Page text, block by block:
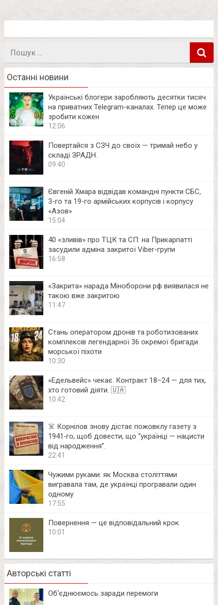
Останні новини
Українські блогери заробляють десятки тисяч
на приватних Telegram-каналах. Тепер це може
зробити кожен
12:06
Повертайся з СЗЧ до своїх — тримай небо у
складі ЗРАДН.
09:40
Євгеній Хмара відвідав командні пункти СБС,
3-го та 19-го армійських корпусів і корпусу
«Азов»
15:04
40 «зливів» про ТЦК та СП: на Прикарпатті
засудили адміна закритої Viber-групи
16:58
«Закрита» нарада Міноборони рф виявилася не
такою вже закритою
11:47
Стань оператором дронів та роботизованих
комплексів легендарної 36 окремої бригади
морської піхоти
10:30
«Едельвейс» чекає. Контракт 18–24 — для тих,
хто готовий діяти. 🇺🇦
10:42
☠️ Корнілов знову дістає пожовклу газету з
1941‑го, щоб довести, що “українці — нацисти
від народження”.
22:41
Чужими руками: як Москва століттями
вигравала там, де українці програвали один
одному
17:55
Повернення — це відповідальний крок
10:01
Авторські статті
Об‘єднюємось заради перемоги